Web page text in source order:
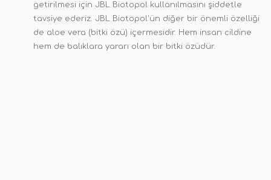
getirilmesi için JBL Biotopol kullanılmasını şiddetle
tavsiye ederiz. JBL Biotopol'ün diğer bir önemli özelliği
de aloe vera (bitki özü) içermesidir. Hem insan cildine
hem de balıklara yararı olan bir bitki özüdür.